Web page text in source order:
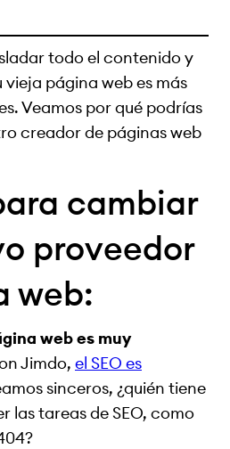
todo el contenido y
página web es más
Veamos por qué podrías
creador de páginas web
cambiar
proveedor
web:
web es muy
Jimdo, el SEO es
sinceros, ¿quién tiene
las tareas de SEO, como